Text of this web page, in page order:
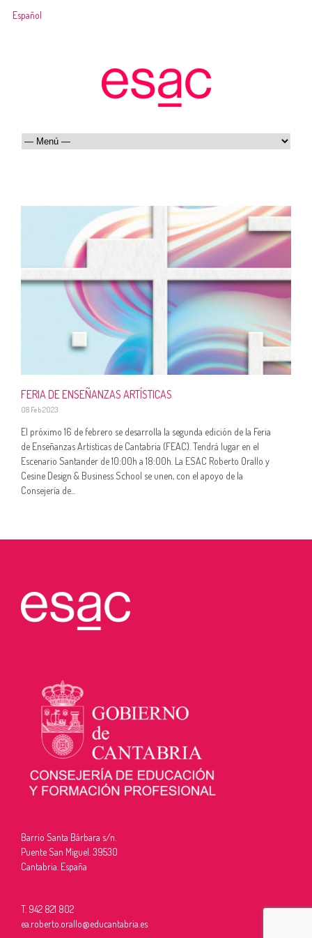
Español
FERIA DE ENSEÑANZAS ARTÍSTICAS
08 Feb 2023
El próximo 16 de febrero se desarrolla la segunda edición de la Feria
de Enseñanzas Artísticas de Cantabria (FEAC). Tendrá lugar en el
Escenario Santander de 10:00h a 18:00h. La ESAC Roberto Orallo y
Cesine Design & Business School se unen, con el apoyo de la
Consejería de...
Barrio Santa Bárbara s/n.
Puente San Miguel. 39530
Cantabria. España
T. 942 821 802
ea.roberto.orallo@educantabria.es